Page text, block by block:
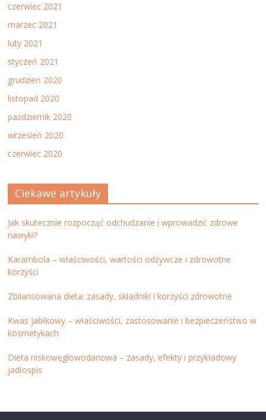
czerwiec 2021
marzec 2021
luty 2021
styczeń 2021
grudzień 2020
listopad 2020
październik 2020
wrzesień 2020
czerwiec 2020
Ciekawe artykuły
Jak skutecznie rozpocząć odchudzanie i wprowadzić zdrowe
nawyki?
Karambola – właściwości, wartości odżywcze i zdrowotne
korzyści
Zbilansowana dieta: zasady, składniki i korzyści zdrowotne
Kwas jabłkowy – właściwości, zastosowanie i bezpieczeństwo w
kosmetykach
Dieta niskowęglowodanowa – zasady, efekty i przykładowy
jadłospis